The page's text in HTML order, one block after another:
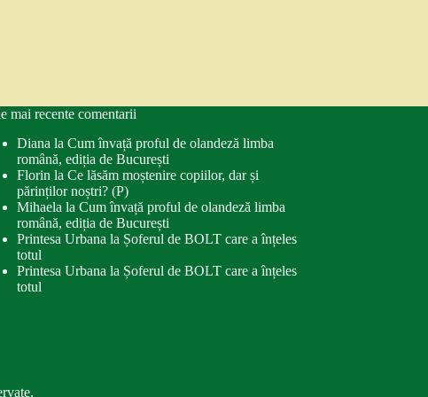
mai recente comentarii
Diana la Cum învață proful de olandeză limba
română, ediția de București
Florin la Ce lăsăm moștenire copiilor, dar și
părinților noștri? (P)
Mihaela la Cum învață proful de olandeză limba
română, ediția de București
Printesa Urbana la Șoferul de BOLT care a înțeles
totul
Printesa Urbana la Șoferul de BOLT care a înțeles
totul